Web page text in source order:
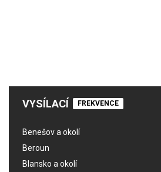
VYSÍLACÍ FREKVENCE
Benešov a okolí
Beroun
Blansko a okolí